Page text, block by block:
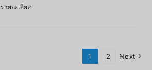
รายละเอียด
1 2 Next